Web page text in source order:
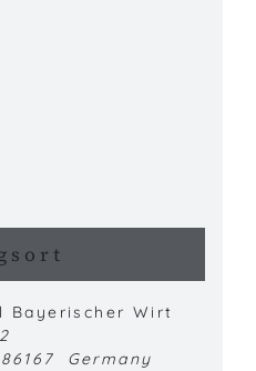
Bayerischer Wirt
86167
Germany